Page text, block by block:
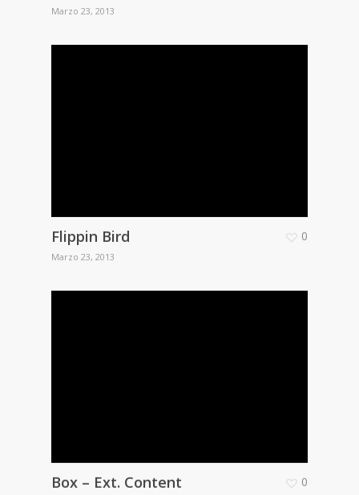
Marzo 23, 2013
Flippin Bird
Marzo 23, 2013
0
Box – Ext. Content 0